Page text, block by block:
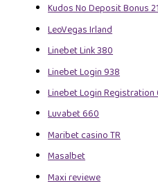
Kudos No Deposit Bonus
LeoVegas Irland
Linebet Link 380
Linebet Login 938
Linebet Login Registration
Luvabet 660
Maribet casino TR
Masalbet
Maxi reviewe